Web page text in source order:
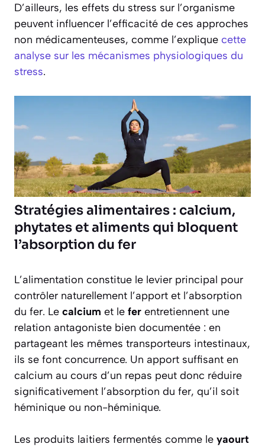
D’ailleurs, les effets du stress sur l’organisme
peuvent influencer l’efficacité de ces approches
non médicamenteuses, comme l’explique cette
analyse sur les mécanismes physiologiques du
stress.
Stratégies alimentaires : calcium,
phytates et aliments qui bloquent
l’absorption du fer
L’alimentation constitue le levier principal pour
contrôler naturellement l’apport et l’absorption
du fer. Le calcium et le fer entretiennent une
relation antagoniste bien documentée : en
partageant les mêmes transporteurs intestinaux,
ils se font concurrence. Un apport suffisant en
calcium au cours d’un repas peut donc réduire
significativement l’absorption du fer, qu’il soit
héminique ou non-héminique.
Les produits laitiers fermentés comme le yaourt